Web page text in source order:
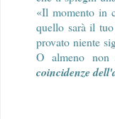
«Il momento in
quello sarà il
provato niente
O almeno
coincidenze